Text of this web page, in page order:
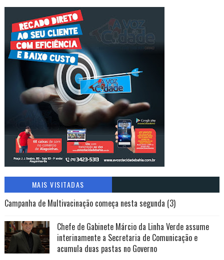
MAIS VISITADAS
Campanha de Multivacinação começa nesta segunda (3)
Chefe de Gabinete Márcio da Linha Verde assume
interinamente a Secretaria de Comunicação e
acumula duas pastas no Governo